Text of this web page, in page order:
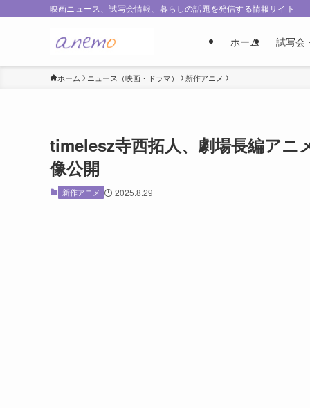
映画ニュース、試写会情報、暮らしの話題を発信する情報サイト
ホーム 試写会
ホーム ニュース（映画・ドラマ） 新作アニメ
timelesz寺西拓人、劇場長編ア
像公開
新作アニメ 2025.8.29